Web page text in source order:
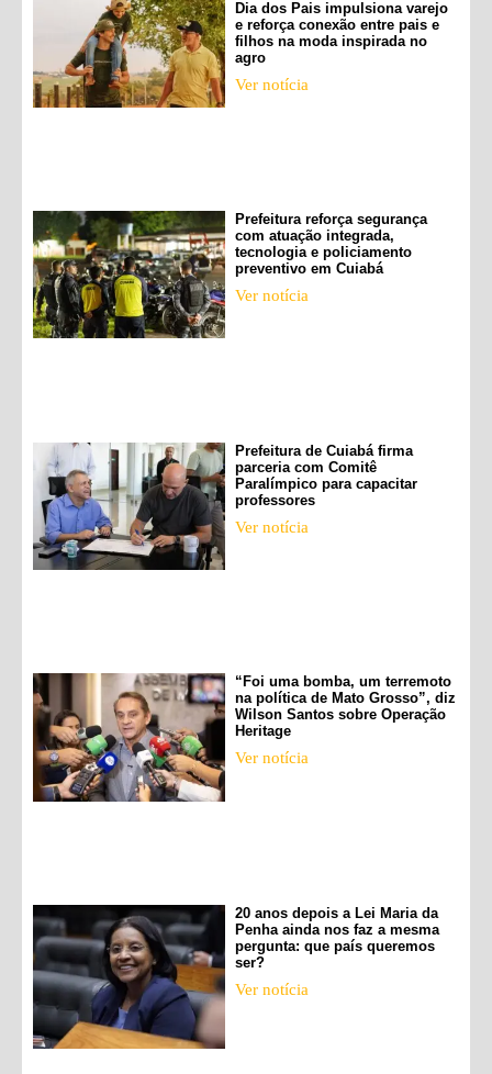
Dia dos Pais impulsiona varejo
e reforça conexão entre pais e
filhos na moda inspirada no
agro
Ver notícia
Prefeitura reforça segurança
com atuação integrada,
tecnologia e policiamento
preventivo em Cuiabá
Ver notícia
Prefeitura de Cuiabá firma
parceria com Comitê
Paralímpico para capacitar
professores
Ver notícia
“Foi uma bomba, um terremoto
na política de Mato Grosso”, diz
Wilson Santos sobre Operação
Heritage
Ver notícia
20 anos depois a Lei Maria da
Penha ainda nos faz a mesma
pergunta: que país queremos
ser?
Ver notícia